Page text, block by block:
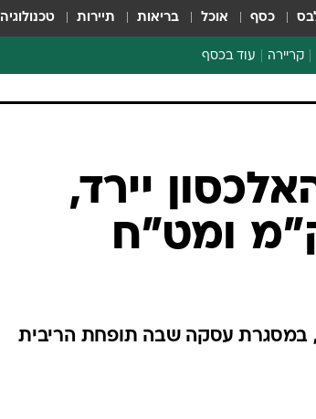
כסף אוכל בריאות תיירות טכנולוגיה
קריירה עוד בכסף
קריפטו
הלאונג'
ספורט ביזנס
יירד,
ומט"ח
במסגרת עסקה שבה תופחת הריבית